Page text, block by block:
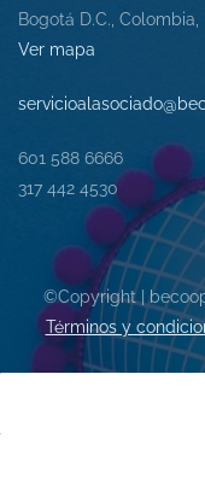
Bogotá D.C., Colombia,
Ver mapa
601 588 6666
317 442 4530
©Copyright |
Términos y